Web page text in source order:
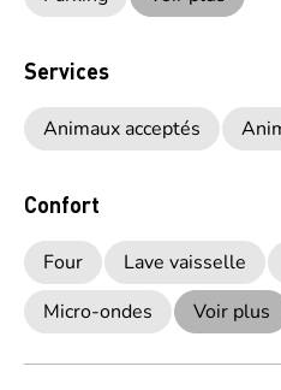
Services
Animaux acceptés
Confort
Four Lave vaisselle
Micro-ondes
Voir plus